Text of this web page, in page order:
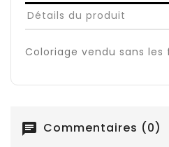
Détails du produit
Coloriage vendu sans les
chat Commentaires (0)